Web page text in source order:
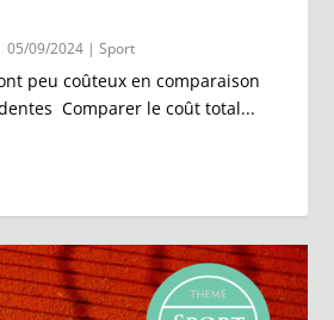
|05/09/2024 |Sport
peu coûteux en comparaison
Comparer le coût total...